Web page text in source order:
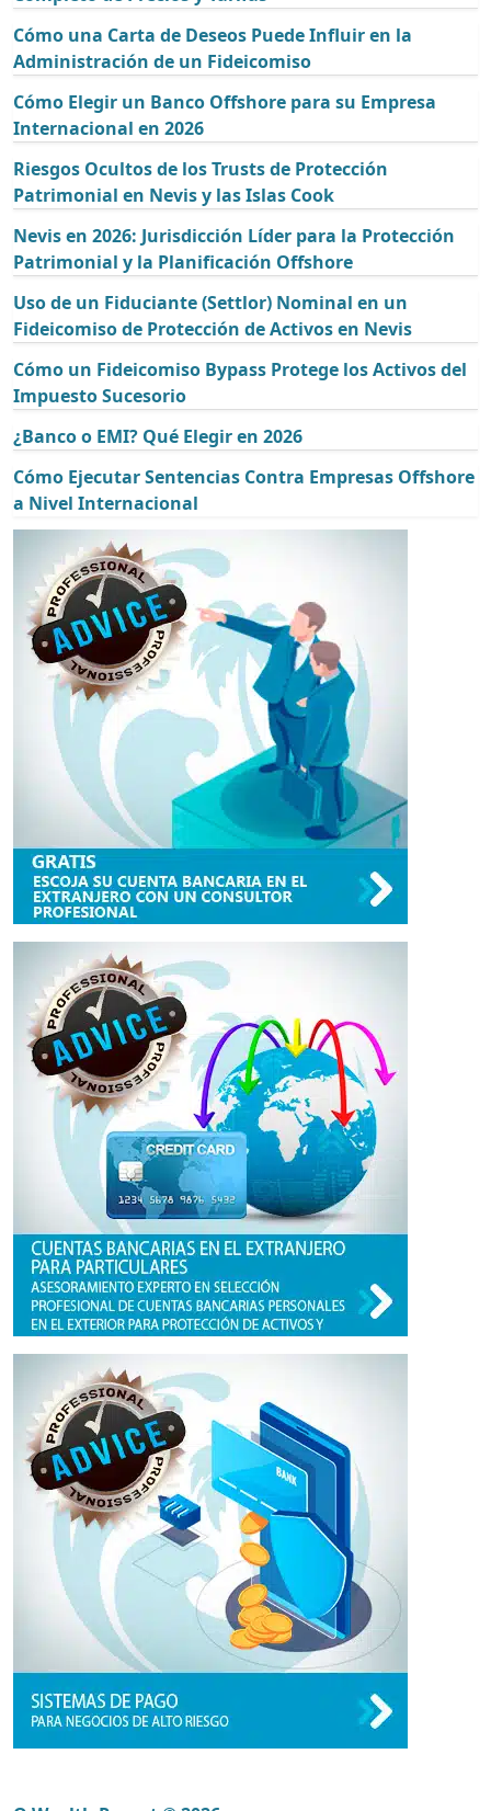
Cómo una Carta de Deseos Puede Influir en la
Administración de un Fideicomiso
Cómo Elegir un Banco Offshore para su Empresa
Internacional en 2026
Riesgos Ocultos de los Trusts de Protección
Patrimonial en Nevis y las Islas Cook
Nevis en 2026: Jurisdicción Líder para la Protección
Patrimonial y la Planificación Offshore
Uso de un Fiduciante (Settlor) Nominal en un
Fideicomiso de Protección de Activos en Nevis
Cómo un Fideicomiso Bypass Protege los Activos del
Impuesto Sucesorio
¿Banco o EMI? Qué Elegir en 2026
Cómo Ejecutar Sentencias Contra Empresas Offshore
a Nivel Internacional